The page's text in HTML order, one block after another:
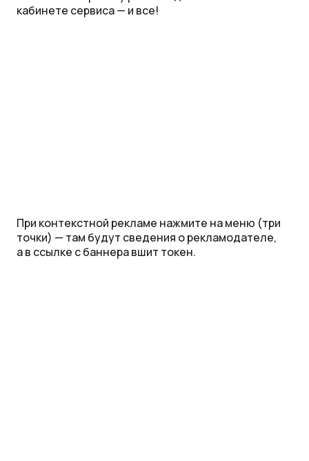
кабинете сервиса — и все!
При контекстной рекламе нажмите на меню (три
точки) — там будут сведения о рекламодателе,
а в ссылке с баннера вшит токен.